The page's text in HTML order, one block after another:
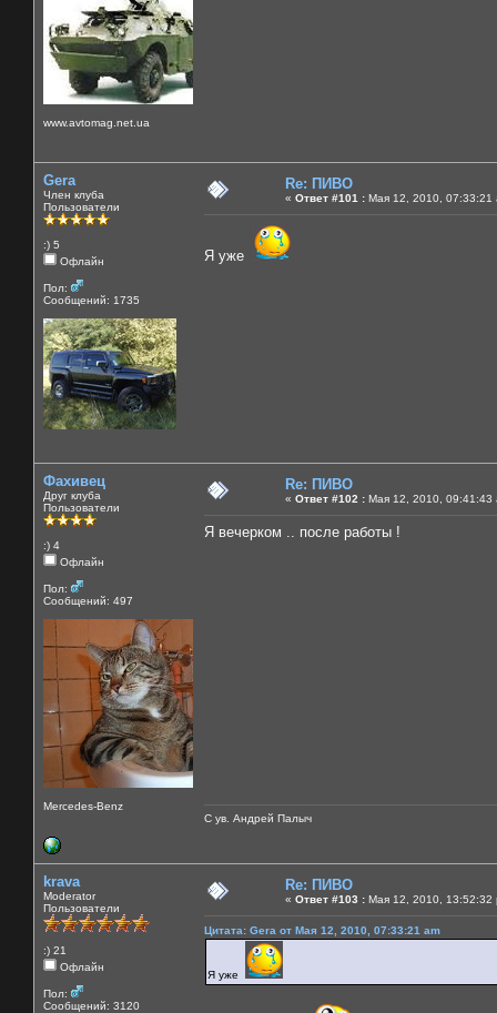
www.avtomag.net.ua
Gera
Член клуба
Пользователи
:) 5
Офлайн
Пол:
Сообщений: 1735
Re: ПИВО
« Ответ #101 : Мая 12, 2010, 07:33:21
Я уже
Фахивец
Друг клуба
Пользователи
:) 4
Офлайн
Пол:
Сообщений: 497
Mercedes-Benz
Re: ПИВО
« Ответ #102 : Мая 12, 2010, 09:41:43
Я вечерком .. после работы !
С ув. Андрей Палыч
krava
Moderator
Пользователи
:) 21
Офлайн
Пол:
Сообщений: 3120
Re: ПИВО
« Ответ #103 : Мая 12, 2010, 13:52:32
Цитата: Gera от Мая 12, 2010, 07:33:21 am
Я уже